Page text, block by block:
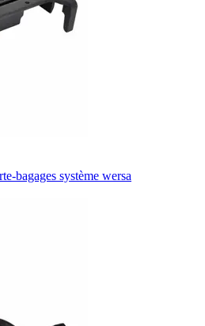
bagages système wersa